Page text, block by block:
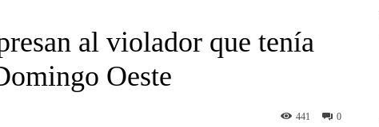
al violador que tenía
Oeste
0
441